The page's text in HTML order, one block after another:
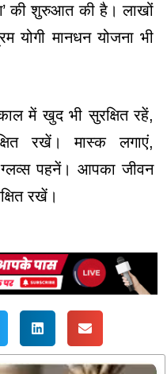
की शुरुआत की है। लाखों
योगी मानधन योजना भी
में खुद भी सुरक्षित रहें,
रखें। मास्क लगाएं,
पहनें। आपका जीवन
रखें।